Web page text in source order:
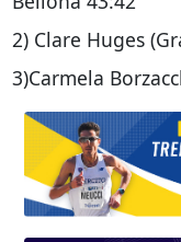
2) Clare Huges
3)Carmela